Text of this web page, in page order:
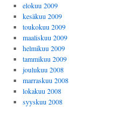
elokuu 2009
kesäkuu 2009
toukokuu 2009
maaliskuu 2009
helmikuu 2009
tammikuu 2009
joulukuu 2008
marraskuu 2008
lokakuu 2008
syyskuu 2008